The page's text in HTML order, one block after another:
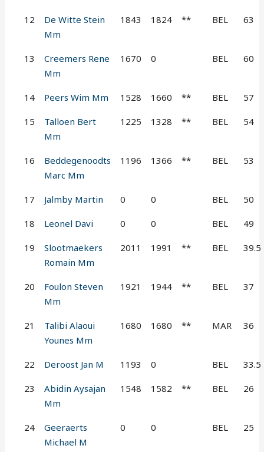
12
De Witte Stein
Mm
1843 1824 ** BEL 63
13
Creemers Rene
Mm
1670 0 BEL 60
14 Peers Wim Mm 1528 1660 ** BEL 57
15
Talloen Bert
Mm
1225 1328 ** BEL 54
16
Beddegenoodts
Marc Mm
1196 1366 ** BEL 53
17 Jalmby Martin 0 0 BEL 50
18 Leonel Davi 0 0 BEL 49
19
Slootmaekers
Romain Mm
2011 1991 ** BEL 39.5
20
Foulon Steven
Mm
1921 1944 ** BEL 37
21
Talibi Alaoui
Younes Mm
1680 1680 ** MAR 36
22 Deroost Jan M 1193 0 BEL 33.5
23
Abidin Aysajan
Mm
1548 1582 ** BEL 26
24
Geeraerts
Michael M
0 0 BEL 25